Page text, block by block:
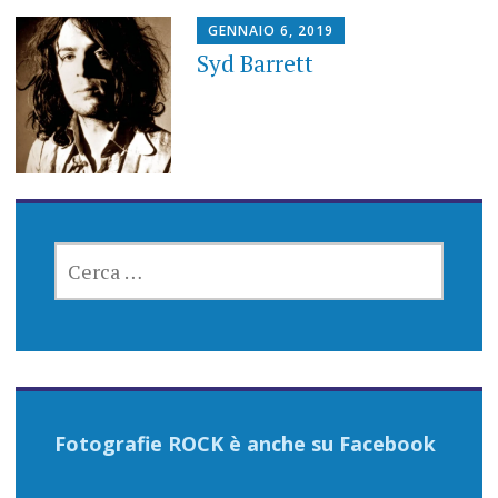
GENNAIO 6, 2019
Syd Barrett
PER:
Fotografie ROCK è anche su Facebook